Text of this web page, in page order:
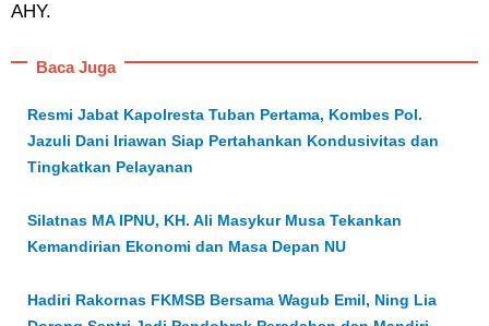
AHY.
Baca Juga
Resmi Jabat Kapolresta Tuban Pertama, Kombes Pol.
Jazuli Dani Iriawan Siap Pertahankan Kondusivitas dan
Tingkatkan Pelayanan
Silatnas MA IPNU, KH. Ali Masykur Musa Tekankan
Kemandirian Ekonomi dan Masa Depan NU
Hadiri Rakornas FKMSB Bersama Wagub Emil, Ning Lia